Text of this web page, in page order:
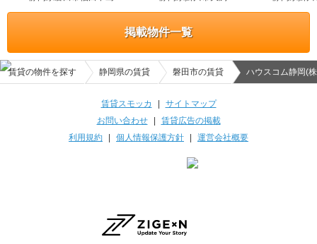
掲載物件一覧
賃貸の物件を探す 静岡県の賃貸 磐田市の賃貸 ハウスコム静岡(
賃貸スモッカ
サイトマップ
お問い合わせ| 賃貸広告の掲載
利用規約
個人情報保護方針 運営会社概要